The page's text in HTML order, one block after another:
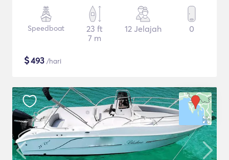
Speedboat
23 ft
7 m
12 Jelajah 0
$493 /hari